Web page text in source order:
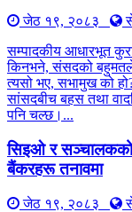
जेठ १९, २०८३
सम्पादकीय आधारभूत
किनभने, संसदको बहुमतले
त्यसो भए, सभामुख को
सांसदबीच बहस तथा
पनि चल्छ।...
सिइओ र सञ्चालकको
बैंकरहरू तनावमा
जेठ १९, २०८३